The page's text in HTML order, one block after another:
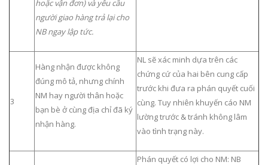
hoặc vận đơn) và yêu cầu
người giao hàng trả lại cho
NB ngay lập tức.
3
Hàng nhận được không
đúng mô tả, nhưng chính
NM hay người thân hoặc
bạn bè ở cùng địa chỉ đã ký
nhận hàng.
NL sẽ xác minh dựa trên các
chứng cứ của hai bên cung cấp
trước khi đưa ra phán quyết cuối
cùng. Tuy nhiên khuyến cáo NM
lường trước & tránh không lâm
vào tình trạng này.
Phán quyết có lợi cho NM: NB